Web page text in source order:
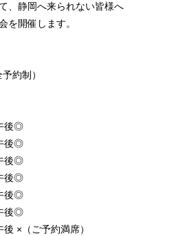
、静岡へ来られない皆様へ
を開催します。
約制）
後◎
後◎
後◎
後◎
後◎
後◎
×（ご予約満席）